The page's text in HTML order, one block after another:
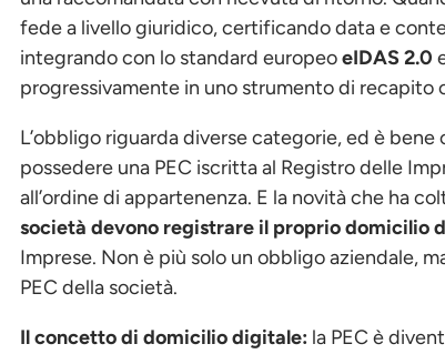
fede a livello giuridico, certificando data e
integrando con lo standard europeoeIDAS 2.0
progressivamente in uno strumento di recapito
L’obbligo riguarda diverse categorie, ed è
possedere una PEC iscritta al Registro delle
all’ordine di appartenenza. E la novità che ha
società devono registrare il proprio domicilio
Imprese. Non è più solo un obbligo aziendale,
PEC della società.
Il concetto di domicilio digitale: la PEC è